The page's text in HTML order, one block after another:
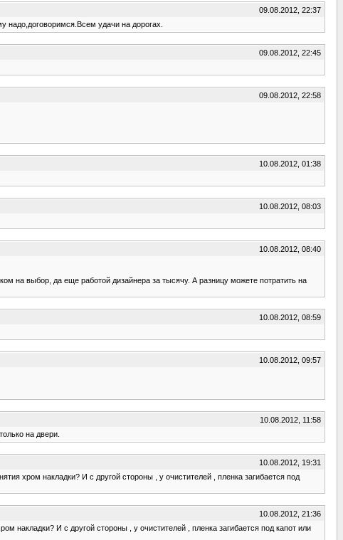
09.08.2012, 22:37
удачи на дорогах.
09.08.2012, 22:45
09.08.2012, 22:58
10.08.2012, 01:38
10.08.2012, 08:03
10.08.2012, 08:40
на выбор, да еще работой дизайнера за тысячу. А разницу можете потратить на
10.08.2012, 08:59
10.08.2012, 09:57
10.08.2012, 11:58
на двери.
10.08.2012, 19:31
хром накладки? И с другой стороны , у очистителей , пленка загибается под
10.08.2012, 21:36
накладки? И с другой стороны , у очистителей , пленка загибается под капот или